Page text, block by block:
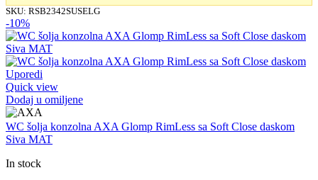
SKU: RSB2342SUSELG
-10%
Uporedi
Quick view
Dodaj u omiljene
WC šolja konzolna AXA Glomp RimLess sa Soft Close daskom
Siva MAT
In stock